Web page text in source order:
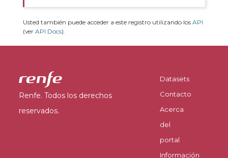
Usted también puede acceder a este registro utilizando los API
(ver API Docs).
Renfe. Todos los derechos
reservados.
Datasets
Contacto
Acerca
del
portal
Información